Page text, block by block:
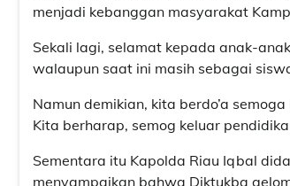
menjadi kebanggan masyarakat
Sekali lagi, selamat kepada anak-
walaupun saat ini masih sebagai
Namun demikian, kita berdo’a
Kita berharap, semog keluar
Sementara itu Kapolda Riau Iqbal
menyampaikan bahwa Diktukba